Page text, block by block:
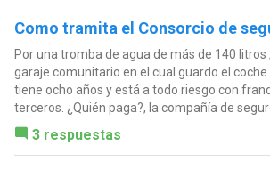
Como tramita el Consorcio de
Por una tromba de agua de más de 140 litros
garaje comunitario en el cual guardo el coche
tiene ocho años y está a todo riesgo con
terceros. ¿Quién paga?, la compañía de
3 respuestas